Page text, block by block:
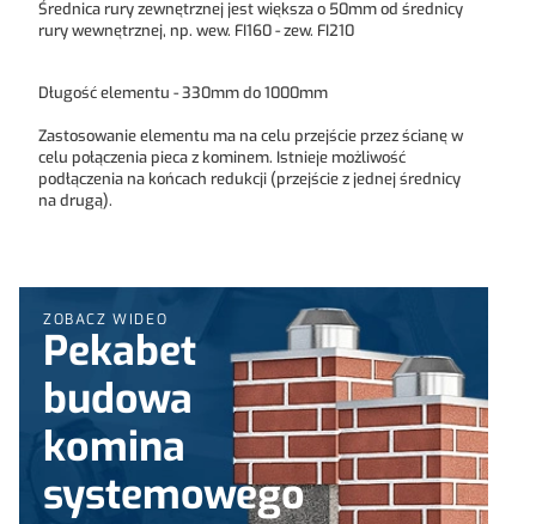
Średnica rury zewnętrznej jest większa o 50mm od średnicy
rury wewnętrznej, np. wew. FI160 - zew. FI210
Długość elementu - 330mm do 1000mm
Zastosowanie elementu ma na celu przejście przez ścianę w
celu połączenia pieca z kominem. Istnieje możliwość
podłączenia na końcach redukcji (przejście z jednej średnicy
na drugą).
ZOBACZ WIDEO
Pekabet
budowa
komina
systemowego